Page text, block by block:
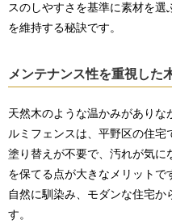
スのしやすさを基準に素材を
を維持する秘訣です。
メンテナンス性を重視した
天然木のような温かみがあり
ルミフェンスは、平野区の住
塗り替えが不要で、汚れが気に
を保てる点が大きなメリットで
自然に馴染み、モダンな住宅か
す。